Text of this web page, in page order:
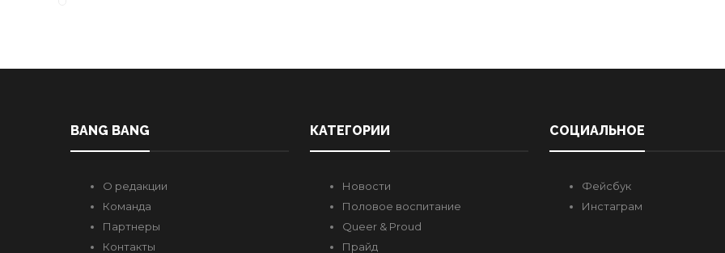
BANG BANG
О редакции
Команда
Партнеры
Контакты
КАТЕГОРИИ
Новости
Половое воспитание
Queer & Proud
Прайд
СОЦИАЛЬНОЕ
Фейсбук
Инстаграм